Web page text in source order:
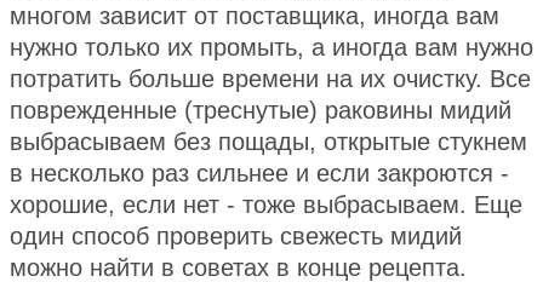
многом зависит от поставщика, иногда вам
нужно только их промыть, а иногда вам нужно
потратить больше времени на их очистку. Все
поврежденные (треснутые) раковины мидий
выбрасываем без пощады, открытые стукнем
в несколько раз сильнее и если закроются -
хорошие, если нет - тоже выбрасываем. Еще
один способ проверить свежесть мидий
можно найти в советах в конце рецепта.